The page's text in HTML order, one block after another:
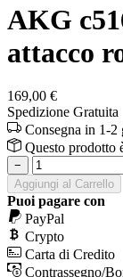
AKG
attacco
169,00 €
Spedizione Gratuita
Consegna in 1-
Questo prodotto
−
Aggiungi al Carrello
Puoi pagare con
PayPal
Crypto
Carta di Credito
Contrassegno/